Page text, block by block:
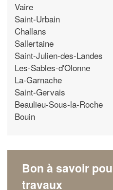
Vaire
Saint-Urbain
Challans
Sallertaine
Saint-Julien-des-Landes
Les-Sables-d'Olonne
La-Garnache
Saint-Gervais
Beaulieu-Sous-la-Roche
Bouin
Bon à savoir
travaux